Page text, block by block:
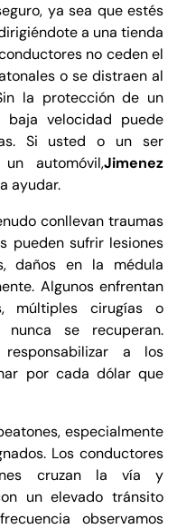
ya sea que estés
a una tienda
no ceden el
o se distraen al
la protección de un
baja velocidad puede
Si usted o un ser
automóvil,Jimenez
ayudar.
conllevan traumas
pueden sufrir lesiones
daños en la médula
Algunos enfrentan
múltiples cirugías o
se recuperan.
a los
por cada dólar que
especialmente
Los conductores
cruzan la vía y
un elevado tránsito
observamos